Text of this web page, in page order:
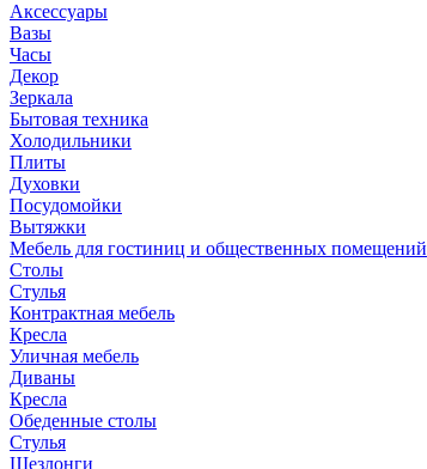
Аксессуары
Вазы
Часы
Декор
Зеркала
Бытовая техника
Холодильники
Плиты
Духовки
Посудомойки
Вытяжки
Мебель для гостиниц и общественных помещений
Столы
Стулья
Контрактная мебель
Кресла
Уличная мебель
Диваны
Кресла
Обеденные столы
Стулья
Шезлонги